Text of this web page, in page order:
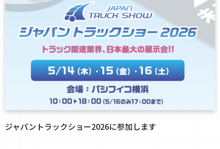
ジャパントラックショー2026に参加します